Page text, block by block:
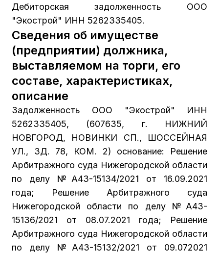
Дебиторская задолженность ООО
"Экострой" ИНН 5262335405.
Сведения об имуществе
(предприятии) должника,
выставляемом на торги, его
составе, характеристиках,
описание
Задолженность ООО "Экострой" ИНН
5262335405, (607635, г. НИЖНИЙ
НОВГОРОД, НОВИНКИ СП., ШОССЕЙНАЯ
УЛ., ЗД. 78, КОМ. 2) основание: Решение
Арбитражного суда Нижегородской области
по делу №А43-15134/2021 от 16.09.2021
года; Решение Арбитражного суда
Нижегородской области по делу №А43-
15136/2021 от 08.07.2021 года; Решение
Арбитражного суда Нижегородской области
по делу №А43-15132/2021 от 09.072021